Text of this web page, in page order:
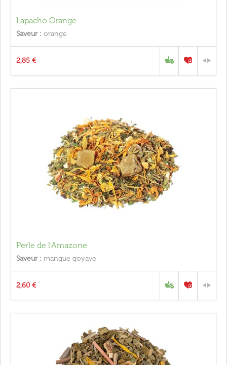
Lapacho Orange
Saveur : orange
2,85 €
Perle de l'Amazone
Saveur : mangue goyave
2,60 €